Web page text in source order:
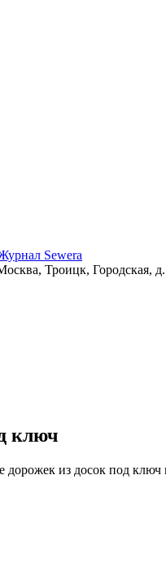
Sewera
Троицк, Городская, д.
ключ
дорожек из досок под